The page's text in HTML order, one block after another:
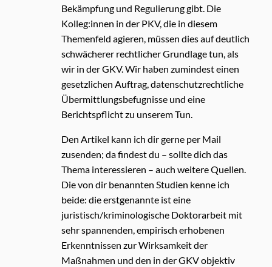
Bekämpfung und Regulierung gibt. Die
Kolleg:innen in der PKV, die in diesem
Themenfeld agieren, müssen dies auf deutlich
schwächerer rechtlicher Grundlage tun, als
wir in der GKV. Wir haben zumindest einen
gesetzlichen Auftrag, datenschutzrechtliche
Übermittlungsbefugnisse und eine
Berichtspflicht zu unserem Tun.
Den Artikel kann ich dir gerne per Mail
zusenden; da findest du – sollte dich das
Thema interessieren – auch weitere Quellen.
Die von dir benannten Studien kenne ich
beide: die erstgenannte ist eine
juristisch/kriminologische Doktorarbeit mit
sehr spannenden, empirisch erhobenen
Erkenntnissen zur Wirksamkeit der
Maßnahmen und den in der GKV objektiv